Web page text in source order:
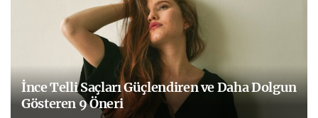
İnce Telli Saçları Güçlendiren ve Daha Dolgun
Gösteren 9 Öneri